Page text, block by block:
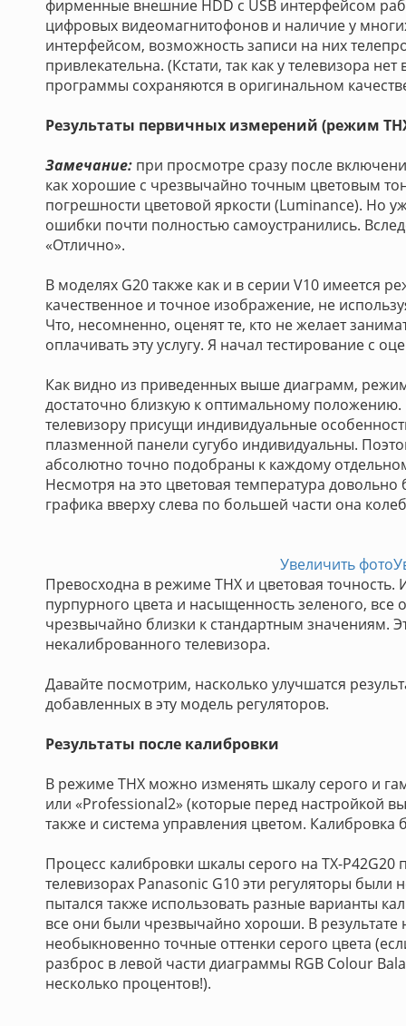
фирменные внешние HDD с USB интерфейсом
цифровых видеомагнитофонов и наличие у
интерфейсом, возможность записи на них
привлекательна. (Кстати, так как у телевизора
программы сохраняются в оригинальном
Результаты первичных измерений (режим
Замечание: при просмотре сразу после
как хорошие с чрезвычайно точным цветовым
погрешности цветовой яркости (Luminance). Но
ошибки почти полностью самоустранились.
«Отлично».
В моделях G20 также как и в серии V10 имеется
качественное и точное изображение, не
Что, несомненно, оценят те, кто не желает
оплачивать эту услугу. Я начал тестирование с
Как видно из приведенных выше диаграмм,
достаточно близкую к оптимальному
телевизору присущи индивидуальные
плазменной панели сугубо индивидуальны.
абсолютно точно подобраны к каждому
Несмотря на это цветовая температура
графика вверху слева по большей части она
Увеличить фото
Превосходна в режиме THX и цветовая
пурпурного цвета и насыщенность зеленого, все
чрезвычайно близки к стандартным значениям.
некалиброванного телевизора.
Давайте посмотрим, насколько улучшатся
добавленных в эту модель регуляторов.
Результаты после калибровки
В режиме THX можно изменять шкалу серого и
или «Professional2» (которые перед настройкой
также и система управления цветом.
Процесс калибровки шкалы серого на TX-
телевизорах Panasonic G10 эти регуляторы
пытался также использовать разные варианты
все они были чрезвычайно хороши. В результате
необыкновенно точные оттенки серого цвета
разброс в левой части диаграммы RGB Colour
несколько процентов!).